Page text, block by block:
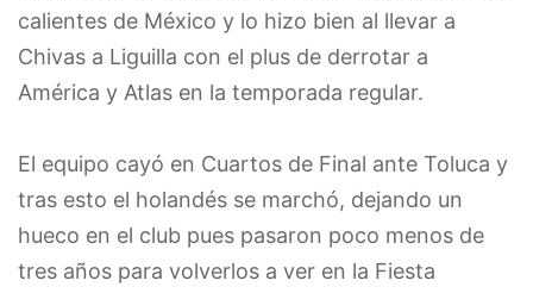
calientes de México y lo hizo bien al llevar a
Chivas a Liguilla con el plus de derrotar a
América y Atlas en la temporada regular.
El equipo cayó en Cuartos de Final ante Toluca y
tras esto el holandés se marchó, dejando un
hueco en el club pues pasaron poco menos de
tres años para volverlos a ver en la Fiesta